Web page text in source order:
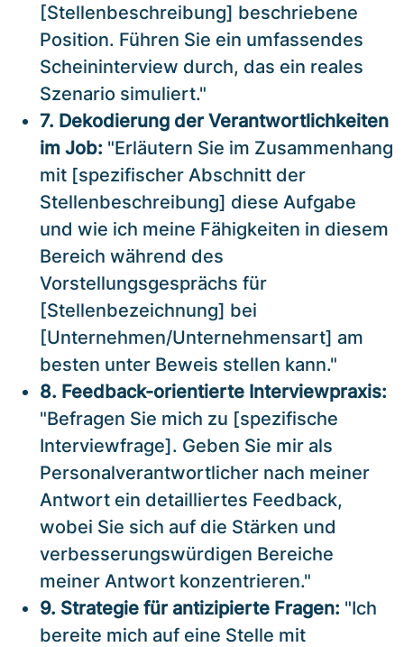
[Stellenbeschreibung] beschriebene
Position. Führen Sie ein umfassendes
Scheininterview durch, das ein reales
Szenario simuliert."
7. Dekodierung der Verantwortlichkeiten
im Job: "Erläutern Sie im Zusammenhang
mit [spezifischer Abschnitt der
Stellenbeschreibung] diese Aufgabe
und wie ich meine Fähigkeiten in diesem
Bereich während des
Vorstellungsgesprächs für
[Stellenbezeichnung] bei
[Unternehmen/Unternehmensart] am
besten unter Beweis stellen kann."
8. Feedback-orientierte Interviewpraxis:
"Befragen Sie mich zu [spezifische
Interviewfrage]. Geben Sie mir als
Personalverantwortlicher nach meiner
Antwort ein detailliertes Feedback,
wobei Sie sich auf die Stärken und
verbesserungswürdigen Bereiche
meiner Antwort konzentrieren."
9. Strategie für antizipierte Fragen: "Ich
bereite mich auf eine Stelle mit